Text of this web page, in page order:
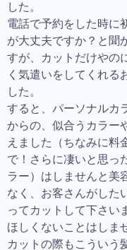
した。
電話で予約をした時に
が大丈夫ですか？と聞
すが、カットだけやの
く気遣いをしてくれる
した。
すると、パーソナルカ
からの、似合うカラー
えました（ちなみに料
で！さらに凄いと思っ
ラー）はしませんと美
なく、お客さんがした
ってカットして下さい
ほしくないことはしま
カットの際もこういう